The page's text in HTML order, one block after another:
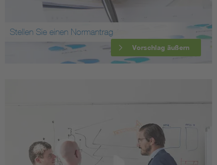
Stellen Sie einen Normantrag
Vorschlag äußern